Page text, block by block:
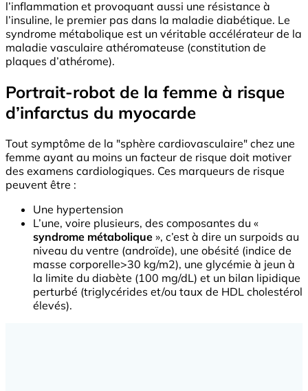
l’inflammation et provoquant aussi une résistance à
l’insuline, le premier pas dans la maladie diabétique. Le
syndrome métabolique est un véritable accélérateur de la
maladie vasculaire athéromateuse (constitution de
plaques d’athérome).
Portrait-robot de la femme à risque
d’infarctus du myocarde
Tout symptôme de la "sphère cardiovasculaire" chez une
femme ayant au moins un facteur de risque doit motiver
des examens cardiologiques. Ces marqueurs de risque
peuvent être :
Une hypertension
L’une, voire plusieurs, des composantes du «
syndrome métabolique », c’est à dire un surpoids au
niveau du ventre (androïde), une obésité (indice de
masse corporelle>30 kg/m2), une glycémie à jeun à
la limite du diabète (100 mg/dL) et un bilan lipidique
perturbé (triglycérides et/ou taux de HDL cholestérol
élevés).